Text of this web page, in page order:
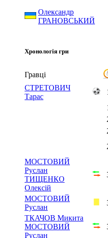
Олександр
ГРАНОВСЬКИЙ
Хронологія гри
Гравці
СТРЕТОВИЧ
Тарас
МОСТОВИЙ
Руслан
ТИЩЕНКО
Олексій
МОСТОВИЙ
Руслан
ТКАЧОВ Микита
МОСТОВИЙ
Руслан